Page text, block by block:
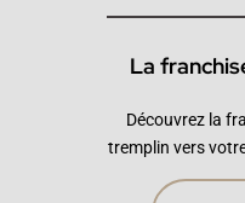
La
Découvrez la
tremplin vers